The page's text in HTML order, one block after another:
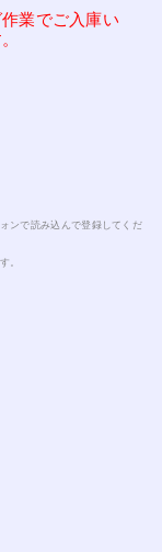
業でご入庫い
ンで読み込んで登録してくだ
。